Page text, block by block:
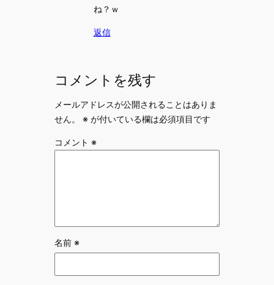
ね？ｗ
返信
コメントを残す
メールアドレスが公開されることはありま
せん。
※が付いている欄は必須項目です
コメント ※
名前 ※